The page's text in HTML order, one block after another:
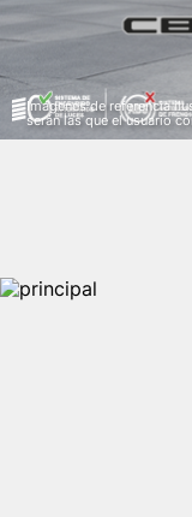
Imágenes de referencia
serán las que el usuario